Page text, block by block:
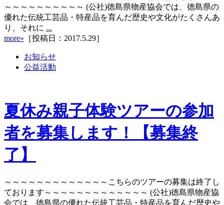
～～～～～～～～～～ (公社)徳島県物産協会では、徳島県の
優れた伝統工芸品・特産品を育んだ歴史や文化がたくさんあ
り、それに ...
more» ［投稿日：2017.5.29］
お知らせ
公益活動
夏休み親子体験ツアーの参加
者を募集します！【募集終
了】
～～～～～～～～～～～～～こちらのツアーの募集は終了し
ております～～～～～～～～～～～～～ (公社)徳島県物産協
会では、徳島県の優れた伝統工芸品・特産品を育んだ歴史や